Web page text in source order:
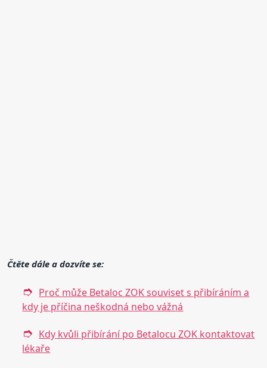
Čtěte dále a dozvíte se:
Proč může Betaloc ZOK souviset s přibíráním a
kdy je příčina neškodná nebo vážná
Kdy kvůli přibírání po Betalocu ZOK kontaktovat
lékaře